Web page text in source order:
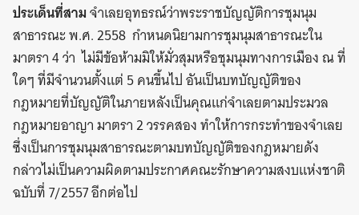
ประเด็นที่สามจำเลยอุทธรณ์ว่าพระราชบัญญัติการชุมนุม
สาธารณะ พ.ศ. 2558 กำหนดนิยามการชุมนุมสาธารณะใน
มาตรา 4 ว่า ไม่มีข้อห้ามมิให้มั่วสุมหรือชุมนุมทางการเมือง ณ ที่
ใดๆ ที่มีจำนวนตั้งแต่ 5 คนขึ้นไป อันเป็นบทบัญญัติของ
กฎหมายที่บัญญัติในภายหลังเป็นคุณแก่จำเลยตามประมวล
กฎหมายอาญา มาตรา 2 วรรคสอง ทำให้การกระทำของจำเลย
ซึ่งเป็นการชุมนุมสาธารณะตามบทบัญญัติของกฎหมายดัง
กล่าวไม่เป็นความผิดตามประกาศคณะรักษาความสงบแห่งชาติ
ฉบับที่ 7/2557 อีกต่อไป